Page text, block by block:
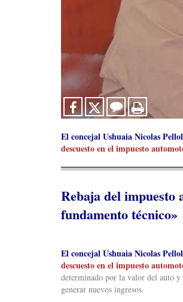
El concejal Ushuaia Nicolas
descuesto en el impuesto
Rebaja del impuesto
fundamento técnico»
El concejal Ushuaia Nicolas
descuesto en el impuesto
determinado por la valor del auto y
generar nuevos ingresos.